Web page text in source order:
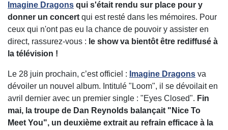
Imagine Dragons qui s'était rendu sur place pour y
donner un concert qui est resté dans les mémoires. Pour
ceux qui n'ont pas eu la chance de pouvoir y assister en
direct, rassurez-vous : le show va bientôt être rediffusé à
la télévision !
Le 28 juin prochain, c’est officiel : Imagine Dragons va
dévoiler un nouvel album. Intitulé "Loom", il se dévoilait en
avril dernier avec un premier single : "Eyes Closed". Fin
mai, la troupe de Dan Reynolds balançait "Nice To
Meet You", un deuxième extrait au refrain efficace à la